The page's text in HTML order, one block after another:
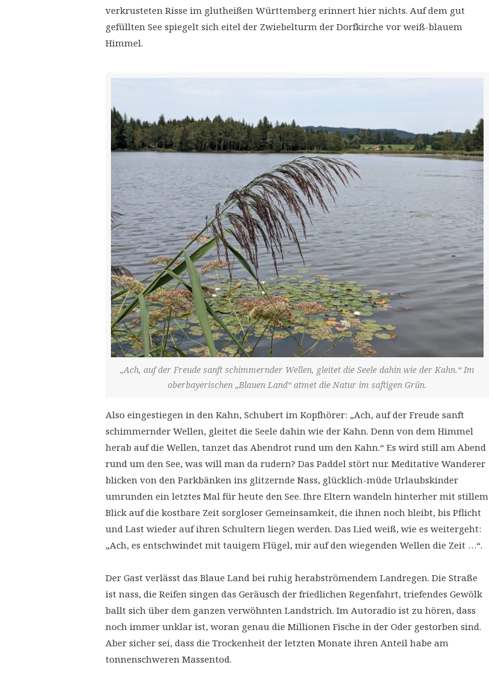
verkrusteten Risse im glutheißen Württemberg erinnert hier nichts. Auf dem gut
gefüllten See spiegelt sich eitel der Zwiebelturm der Dorfkirche vor weiß-blauem
Himmel.
„Ach, auf der Freude sanft schimmernder Wellen, gleitet die Seele dahin wie der Kahn.“ Im
oberbayerischen „Blauen Land“ atmet die Natur im saftigen Grün.
Also eingestiegen in den Kahn, Schubert im Kopfhörer: „Ach, auf der Freude sanft
schimmernder Wellen, gleitet die Seele dahin wie der Kahn. Denn von dem Himmel
herab auf die Wellen, tanzet das Abendrot rund um den Kahn.“ Es wird still am Abend
rund um den See, was will man da rudern? Das Paddel stört nur. Meditative Wanderer
blicken von den Parkbänken ins glitzernde Nass, glücklich-müde Urlaubskinder
umrunden ein letztes Mal für heute den See. Ihre Eltern wandeln hinterher mit stillem
Blick auf die kostbare Zeit sorgloser Gemeinsamkeit, die ihnen noch bleibt, bis Pflicht
und Last wieder auf ihren Schultern liegen werden. Das Lied weiß, wie es weitergeht:
„Ach, es entschwindet mit tauigem Flügel, mir auf den wiegenden Wellen die Zeit …“.
Der Gast verlässt das Blaue Land bei ruhig herabströmendem Landregen. Die Straße
ist nass, die Reifen singen das Geräusch der friedlichen Regenfahrt, triefendes Gewölk
ballt sich über dem ganzen verwöhnten Landstrich. Im Autoradio ist zu hören, dass
noch immer unklar ist, woran genau die Millionen Fische in der Oder gestorben sind.
Aber sicher sei, dass die Trockenheit der letzten Monate ihren Anteil habe am
tonnenschweren Massentod.